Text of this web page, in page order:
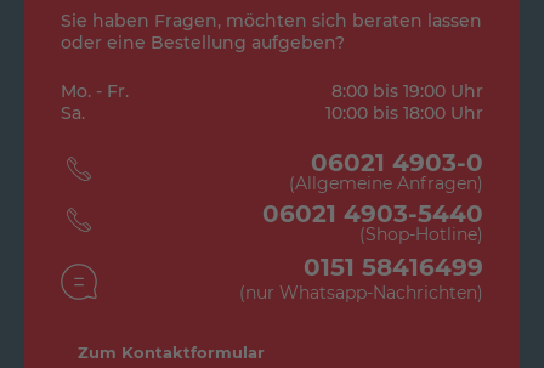
Sie haben Fragen, möchten sich beraten lassen
oder eine Bestellung aufgeben?
Mo. - Fr.
8:00 bis 19:00 Uhr
Sa.
10:00 bis 18:00 Uhr
06021 4903-0
(Allgemeine Anfragen)
06021 4903-5440
(Shop-Hotline)
0151 58416499
(nur Whatsapp-Nachrichten)
Zum Kontaktformular